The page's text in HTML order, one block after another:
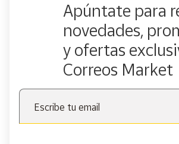
Apúntate para
novedades,
y ofertas
Correos Market
Escribe tu email